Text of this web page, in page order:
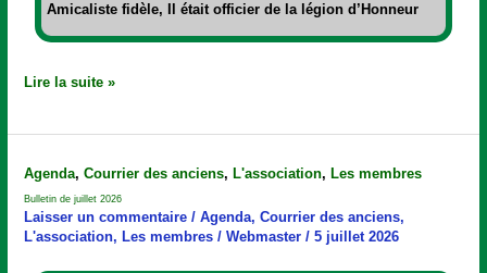
Amicaliste fidèle, Il était officier de la légion d’Honneur
Lire la suite »
Agenda,Courrier des anciens,L'association,Les membres
Bulletin de juillet 2026
Laisser un commentaire /Agenda,Courrier des anciens,
L'association,Les membres /Webmaster/5 juillet 2026
Bulletin
juillet
2026